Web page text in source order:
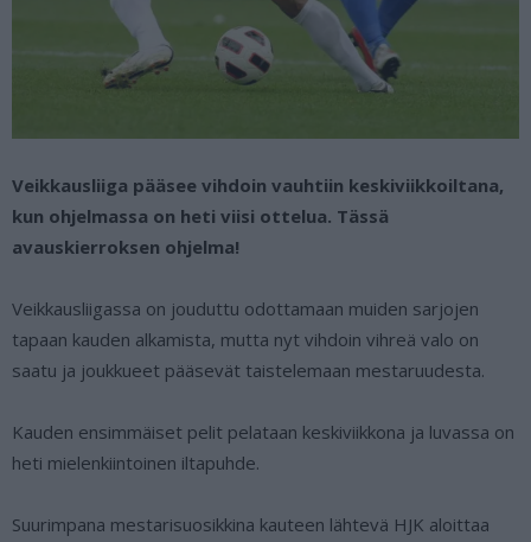
Veikkausliiga pääsee vihdoin vauhtiin keskiviikkoiltana,
kun ohjelmassa on heti viisi ottelua. Tässä
avauskierroksen ohjelma!
Veikkausliigassa on jouduttu odottamaan muiden sarjojen
tapaan kauden alkamista, mutta nyt vihdoin vihreä valo on
saatu ja joukkueet pääsevät taistelemaan mestaruudesta.
Kauden ensimmäiset pelit pelataan keskiviikkona ja luvassa on
heti mielenkiintoinen iltapuhde.
Suurimpana mestarisuosikkina kauteen lähtevä HJK aloittaa